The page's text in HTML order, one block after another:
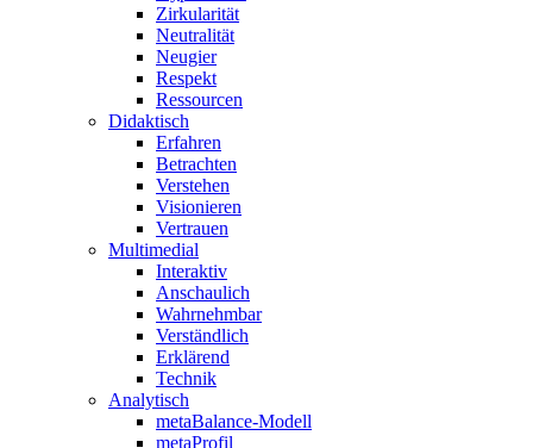
Zirkularität
Neutralität
Neugier
Respekt
Ressourcen
Didaktisch
Erfahren
Betrachten
Verstehen
Visionieren
Vertrauen
Multimedial
Interaktiv
Anschaulich
Wahrnehmbar
Verständlich
Erklärend
Technik
Analytisch
metaBalance-Modell
metaProfil